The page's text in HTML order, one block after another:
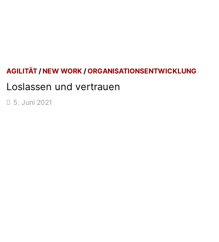
AGILITÄT /NEW WORK /ORGANISATIONSENTWICKLUNG
Loslassen und vertrauen
5. Juni 2021